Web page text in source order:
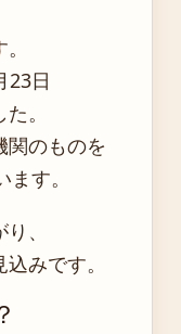
23日
。
関のものを
す。
、
みです。